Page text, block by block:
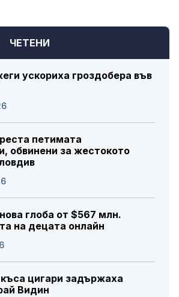
ЧЕТЕНИ
ускориха гроздобера във
петимата
обвинени за жестокото
глоба от $567 млн.
на децата онлайн
цигари задържаха
Видин